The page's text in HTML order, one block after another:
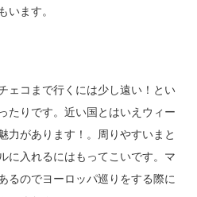
います。
ェコまで行くには少し遠い！とい
たりです。近い国とはいえウィー
力があります！。周りやすいまと
に入れるにはもってこいです。マ
るのでヨーロッパ巡りをする際に